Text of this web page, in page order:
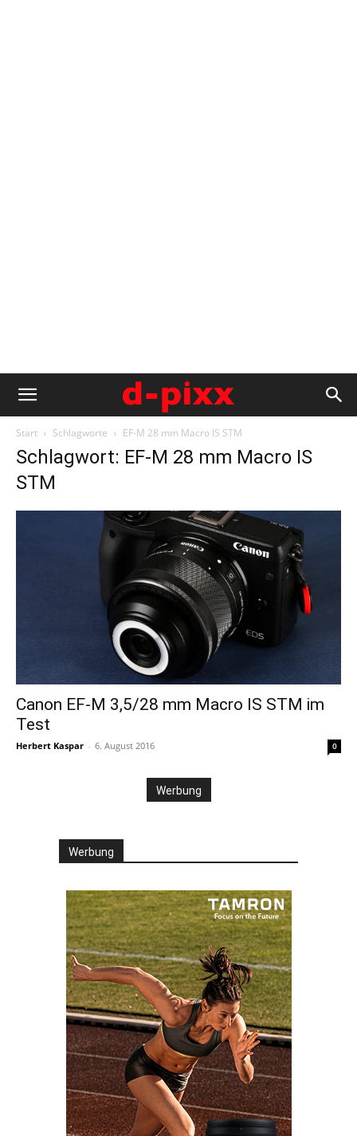
Start Schlagworte EF-M 28 mm Macro IS STM
Schlagwort: EF-M 28 mm Macro IS
STM
Canon EF-M 3,5/28 mm Macro IS STM im
Test
Herbert Kaspar - 6. August 2016 0
Werbung
Werbung